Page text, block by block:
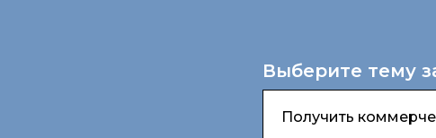
Выберите тему